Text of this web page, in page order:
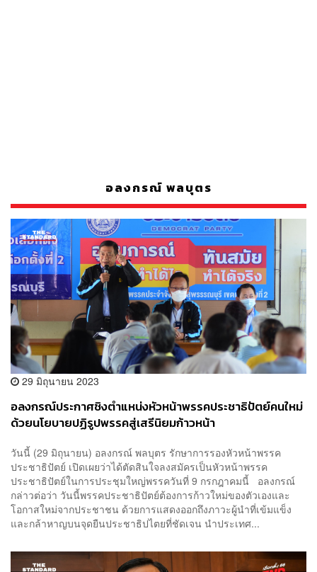
อลงกรณ์ พลบุตร
29 มิถุนายน 2023
อลงกรณ์ประกาศชิงตำแหน่งหัวหน้าพรรคประชาธิปัตย์คนใหม่
ด้วยนโยบายปฏิรูปพรรคสู่เสรีนิยมก้าวหน้า
วันนี้ (29 มิถุนายน) อลงกรณ์ พลบุตร รักษาการรองหัวหน้าพรรค
ประชาธิปัตย์ เปิดเผยว่าได้ตัดสินใจลงสมัครเป็นหัวหน้าพรรค
ประชาธิปัตย์ในการประชุมใหญ่พรรควันที่ 9 กรกฎาคมนี้ อลงกรณ์
กล่าวต่อว่า วันนี้พรรคประชาธิปัตย์ต้องการก้าวใหม่ของตัวเองและ
โอกาสใหม่จากประชาชน ด้วยการแสดงออกถึงภาวะผู้นำที่เข้มแข็ง
และกล้าหาญบนจุดยืนประชาธิปไตยที่ชัดเจน นำประเทศ...